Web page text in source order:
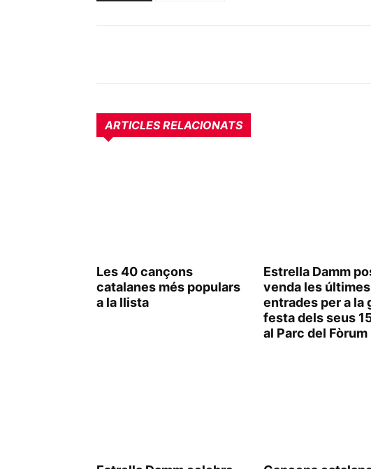
ARTICLES RELACIONATS
Les 40 cançons
catalanes més populars
a la llista
Estrella Damm
venda les últimes
entrades per a la
festa dels seus
al Parc del Fòrum